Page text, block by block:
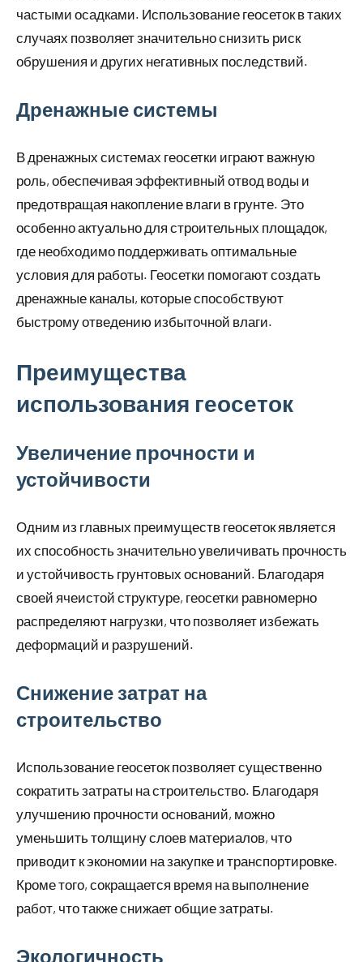
частыми осадками. Использование геосеток в таких
случаях позволяет значительно снизить риск
обрушения и других негативных последствий.
Дренажные системы
В дренажных системах геосетки играют важную
роль, обеспечивая эффективный отвод воды и
предотвращая накопление влаги в грунте. Это
особенно актуально для строительных площадок,
где необходимо поддерживать оптимальные
условия для работы. Геосетки помогают создать
дренажные каналы, которые способствуют
быстрому отведению избыточной влаги.
Преимущества
использования геосеток
Увеличение прочности и
устойчивости
Одним из главных преимуществ геосеток является
их способность значительно увеличивать прочность
и устойчивость грунтовых оснований. Благодаря
своей ячеистой структуре, геосетки равномерно
распределяют нагрузки, что позволяет избежать
деформаций и разрушений.
Снижение затрат на
строительство
Использование геосеток позволяет существенно
сократить затраты на строительство. Благодаря
улучшению прочности оснований, можно
уменьшить толщину слоев материалов, что
приводит к экономии на закупке и транспортировке.
Кроме того, сокращается время на выполнение
работ, что также снижает общие затраты.
Экологичность